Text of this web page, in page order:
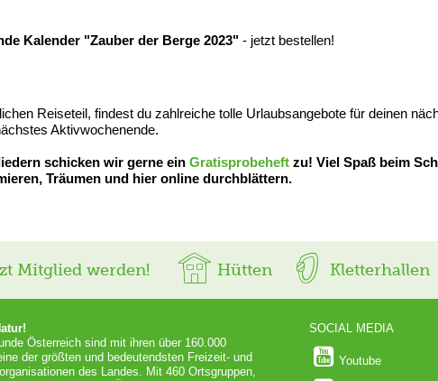
Kalender "Zauber der Berge 2023" - jetzt bestellen!
Reiseteil, findest du zahlreiche tolle Urlaubsangebote für deinen
Aktivwochenende.
schicken wir gerne ein Gratisprobeheft zu! Viel Spaß beim
Träumen und hier online durchblättern.
Mitglied werden! Hütten Kletterhallen
Österreich sind mit ihren über 160.000
der größten und bedeutendsten Freizeit- und
des Landes. Mit 460 Ortsgruppen,
SOCIAL MEDIA
Youtube